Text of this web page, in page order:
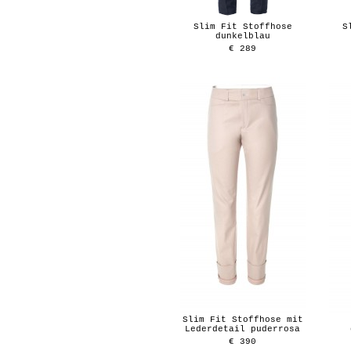
Slim Fit Stoffhose
dunkelblau
€ 289
Slim Fit Stoffhose mit
Lederdetail puderrosa
€ 390